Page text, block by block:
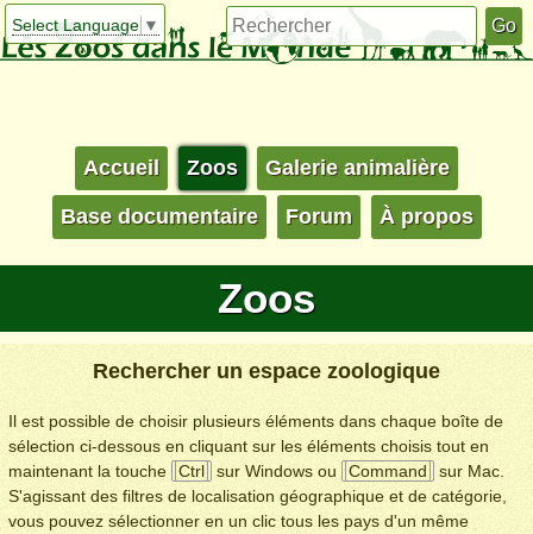
Select Language ▼
Accueil Zoos Galerie animalière
Base documentaire Forum À propos
Zoos
Rechercher un espace zoologique
Il est possible de choisir plusieurs éléments dans chaque boîte de
sélection ci-dessous en cliquant sur les éléments choisis tout en
maintenant la touche
Ctrl sur Windows ou Command
sur Mac.
S'agissant des filtres de localisation géographique et de catégorie,
vous pouvez sélectionner en un clic tous les pays d'un même